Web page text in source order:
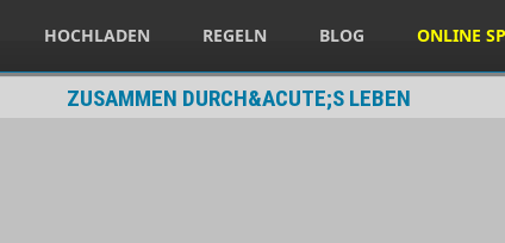
HOCHLADEN REGELN BLOG ONLINE
ZUSAMMEN DURCH&ACUTE;S LEBEN